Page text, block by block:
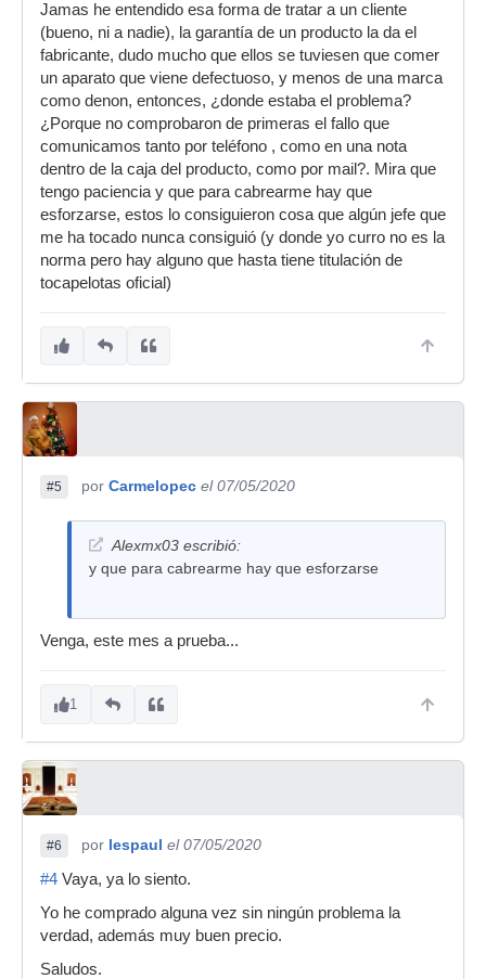
Jamas he entendido esa forma de tratar a un cliente
(bueno, ni a nadie), la garantía de un producto la da el
fabricante, dudo mucho que ellos se tuviesen que comer
un aparato que viene defectuoso, y menos de una marca
como denon, entonces, ¿donde estaba el problema?
¿Porque no comprobaron de primeras el fallo que
comunicamos tanto por teléfono , como en una nota
dentro de la caja del producto, como por mail?. Mira que
tengo paciencia y que para cabrearme hay que
esforzarse, estos lo consiguieron cosa que algún jefe que
me ha tocado nunca consiguió (y donde yo curro no es la
norma pero hay alguno que hasta tiene titulación de
tocapelotas oficial)
#5 por Carmelopec el 07/05/2020
Alexmx03 escribió:
y que para cabrearme hay que esforzarse
Venga, este mes a prueba...
1
#6 por lespaul el 07/05/2020
#4 Vaya, ya lo siento.
Yo he comprado alguna vez sin ningún problema la
verdad, además muy buen precio.
Saludos.